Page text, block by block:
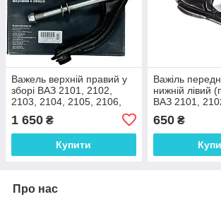
Важель верхній правий у
зборі ВАЗ 2101, 2102,
2103, 2104, 2105, 2106,
1 650 ₴
Купити
Важіль
нижній лівий
ВАЗ 2101,
650₴
Про нас